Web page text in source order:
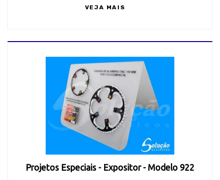
VEJA MAIS
Projetos Especiais - Expositor - Modelo 922